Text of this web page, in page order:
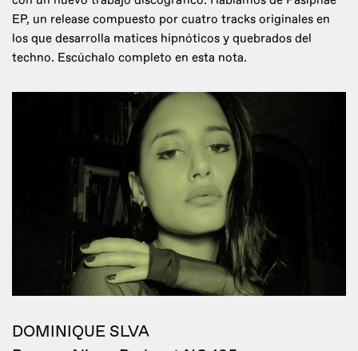
EP, un release compuesto por cuatro tracks originales en
los que desarrolla matices hipnóticos y quebrados del
techno. Escúchalo completo en esta nota.
DOMINIQUE SLVA